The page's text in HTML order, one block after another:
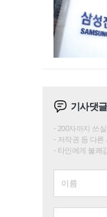
기사댓글
200자까지 쓰
저작권 등 다른
타인에게 불쾌